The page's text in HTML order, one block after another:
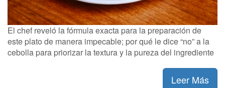
El chef reveló la fórmula exacta para la preparación de
este plato de manera impecable; por qué le dice “no” a la
cebolla para priorizar la textura y la pureza del ingrediente
Leer Más